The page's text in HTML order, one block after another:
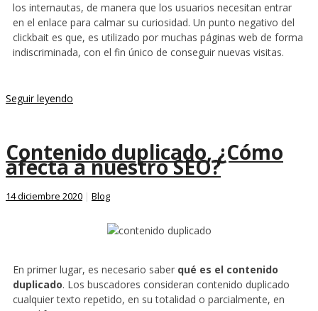
los internautas, de manera que los usuarios necesitan entrar
en el enlace para calmar su curiosidad. Un punto negativo del
clickbait es que, es utilizado por muchas páginas web de forma
indiscriminada, con el fin único de conseguir nuevas visitas.
Seguir leyendo
Contenido duplicado, ¿Cómo
afecta a nuestro SEO?
14 diciembre 2020 | Blog
En primer lugar, es necesario saber qué es el contenido
duplicado. Los buscadores consideran contenido duplicado
cualquier texto repetido, en su totalidad o parcialmente, en